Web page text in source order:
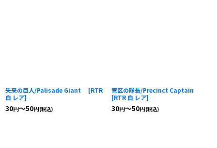
矢来の巨人/Palisade Giant [RTR
白 レア]
30円～50円(税込)
管区の隊長/Precinct Captain
[RTR 白 レア]
30円～50円(税込)